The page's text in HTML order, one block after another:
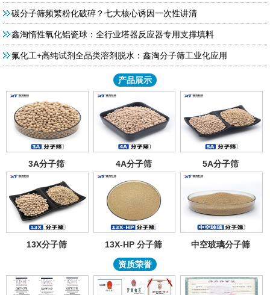
碳分子筛频繁粉化破碎？七大核心诱因一次性讲清
鑫淘惰性氧化铝瓷球：全行业塔器反应器专用支撑填料
氟化工+高纯试剂全品类溶剂脱水：鑫淘分子筛工业化应用
产品展示
3A分子筛 4A分子筛 5A分子筛
13X分子筛 13X-HP 分子筛 中空玻璃分子筛
资质荣誉